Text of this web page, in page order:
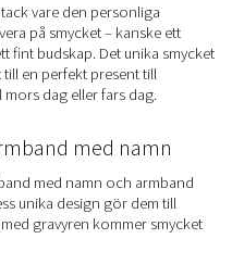
vare den personliga
på smycket – kanske ett
fint budskap. Det unika smycket
en perfekt present till
dag eller fars dag.
med namn
med namn och armband
unika design gör dem till
gravyren kommer smycket